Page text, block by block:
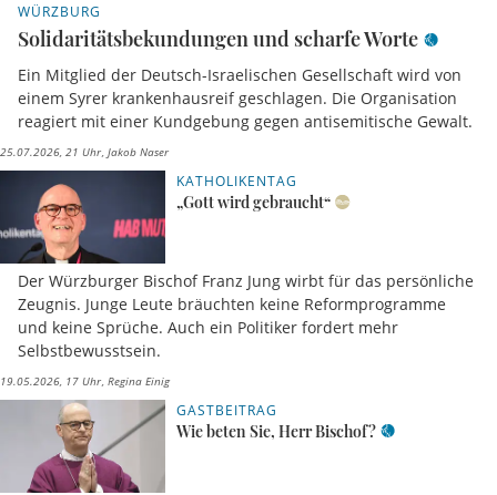
WÜRZBURG
Solidaritätsbekundungen und scharfe Worte
Ein Mitglied der Deutsch-Israelischen Gesellschaft wird von
einem Syrer krankenhausreif geschlagen. Die Organisation
reagiert mit einer Kundgebung gegen antisemitische Gewalt.
25.07.2026, 21 Uhr Jakob Naser
KATHOLIKENTAG
„Gott wird gebraucht“
Der Würzburger Bischof Franz Jung wirbt für das persönliche
Zeugnis. Junge Leute bräuchten keine Reformprogramme
und keine Sprüche. Auch ein Politiker fordert mehr
Selbstbewusstsein.
19.05.2026, 17 Uhr Regina Einig
GASTBEITRAG
Wie beten Sie, Herr Bischof?